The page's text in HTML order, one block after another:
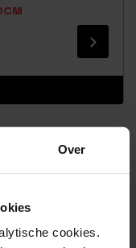
Over
cookies.
ist es möglich